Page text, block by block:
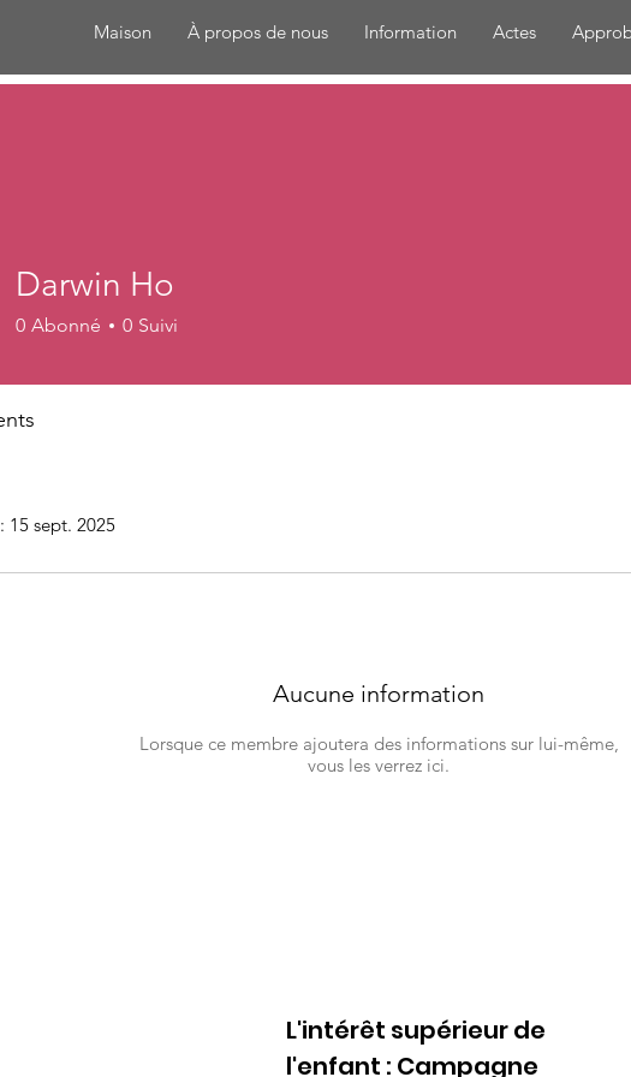
Maison À propos de nous Information Actes
15 sept. 2025
Aucune information
Lorsque ce membre ajoutera des informations sur lui-même,
vous les verrez ici.
Darwin Ho
0 Abonné 0 Suivi
L'intérêt supérieur de
l'enfant : Campagne